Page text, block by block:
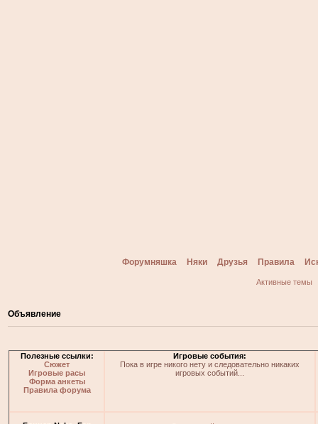
Форумняшка Няки Друзья Правила
Активные темы
Объявление
Полезные ссылки:
Сюжет
Игровые расы
Форма анкеты
Правила форума
Игровые события:
Пока в игре никого нету и следовательно никаких
игровых событий...